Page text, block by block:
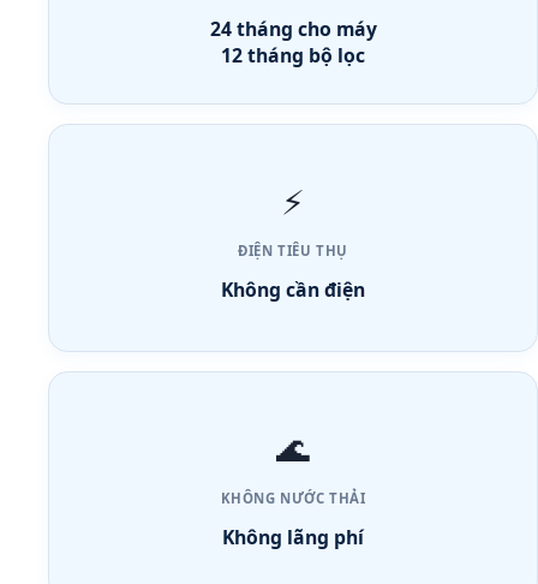
24 tháng cho máy
12 tháng bộ lọc
⚡
ĐIỆN TIÊU THỤ
Không cần điện
🌊
KHÔNG NƯỚC THẢI
Không lãng phí